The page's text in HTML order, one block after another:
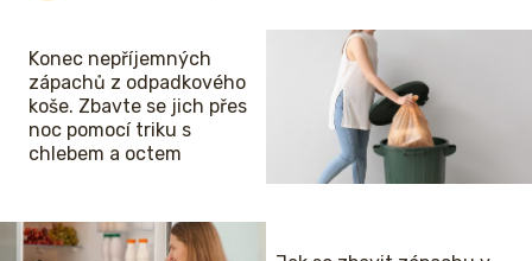
Konec nepříjemných
zápachů z odpadkového
koše. Zbavte se jich přes
noc pomocí triku s
chlebem a octem